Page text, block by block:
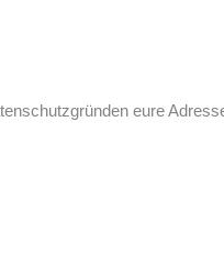
eure